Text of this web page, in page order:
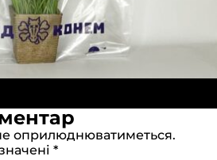
оприлюднюватиметься.
*